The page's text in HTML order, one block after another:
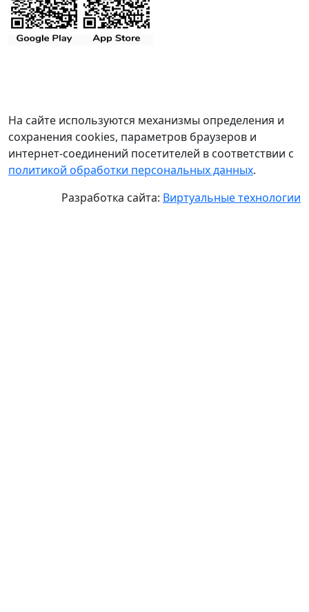
На сайте используются механизмы определения и
сохранения cookies, параметров браузеров и
интернет-соединений посетителей в соответствии с
политикой обработки персональных данных.
Разработка сайта: Виртуальные технологии